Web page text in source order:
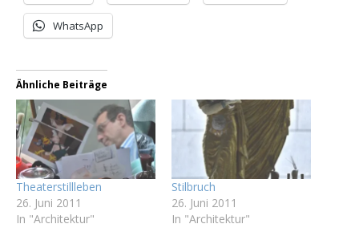
WhatsApp
Ähnliche Beiträge
Theaterstillleben
26. Juni 2011
In "Architektur"
Stilbruch
26. Juni 2011
In "Architektur"